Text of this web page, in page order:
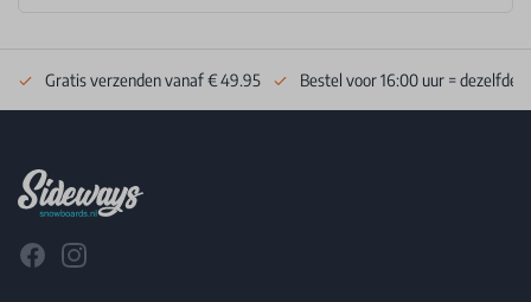
Gratis verzenden vanaf € 49.95 Bestel voor 16:00 uur = dezelfde
FacebookInstagram